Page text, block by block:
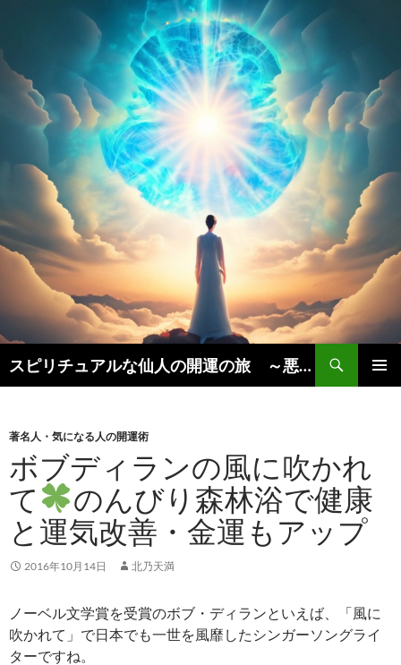
スピリチュアルな仙人の開運の旅 ～悪運を断ち、豊かな人生を引き寄せる秘訣実践法～
索
ン
へ
ス
ッ
プ
著名人・気になる人の開運術
ボブディランの風に吹かれ
て
のんびり森林浴で健康
と運気改善・金運もアップ
2016年10月14日 北乃天満
ノーベル文学賞を受賞のボブ・ディランといえば、「風に
吹かれて」で日本でも一世を風靡したシンガーソングライ
ターですね。